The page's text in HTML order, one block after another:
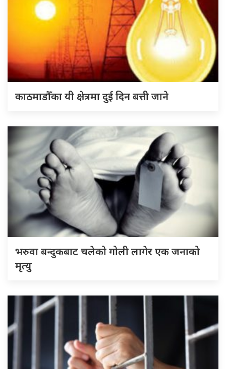
काठमाडौँका यी क्षेत्रमा दुई दिन बत्ती जाने
भरुवा बन्दुकबाट चलेको गोली लागेर एक जनाको
मृत्यु